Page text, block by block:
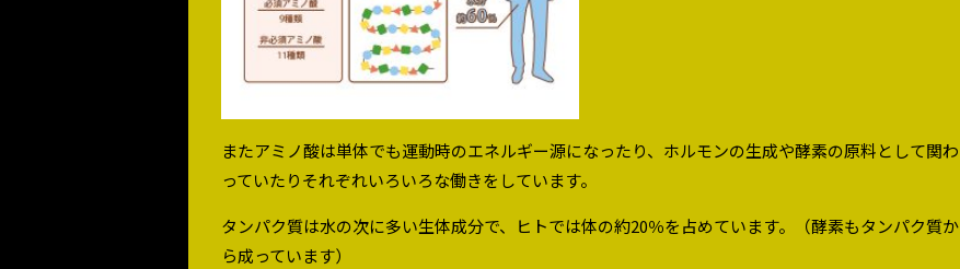
またアミノ酸は単体でも運動時のエネルギー源になったり、ホルモンの生成や酵素の原料として関わ
っていたりそれぞれいろいろな働きをしています。
タンパク質は水の次に多い生体成分で、ヒトでは体の約20％を占めています。（酵素もタンパク質か
ら成っています）